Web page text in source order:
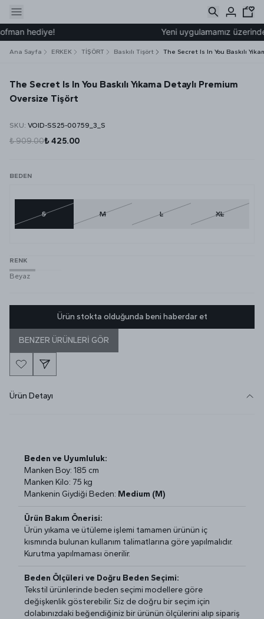
hediye! Yeni uygulamamız
Ana Sayfa ERKEK TİŞÖRT Baskılı Tişört The Secret Is In You Baskılı
The Secret Is In You Baskılı Yıkama Detaylı Premium
Oversize Tişört
SKU: VOID-SS25-00759_3_S
₺ 909.00₺ 425.00
BEDEN
S M L XL
RENK
Beyaz
Ürün stokta olduğunda beni haberdar et
BENZER ÜRÜNLERİ GÖR
Ürün Detayı
Beden ve Uyumluluk:
Manken Boy: 185 cm
Manken Kilo: 75 kg
Mankenin Giydiği Beden: Medium (M)
Ürün Bakım Önerisi:
Ürün yıkama ve ütüleme işlemi tamamen ürünün iç
kısmında bulunan kullanım talimatlarına göre yapılmalıdır.
Kurutma yapılmaması önerilir.
Beden Ölçüleri ve Doğru Beden Seçimi:
Tekstil ürünlerinde beden seçimi modellere göre
değişkenlik gösterebilir. Siz de doğru bir seçim için
dolabınızdaki beğendiğiniz bir ürünün ölçülerini alıp sipariş